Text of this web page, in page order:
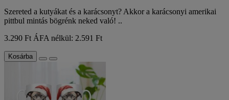
Szereted a kutyákat és a karácsonyt? Akkor a karácsonyi amerikai
pittbul mintás bögrénk neked való! ..
3.290 Ft ÁFA nélkül: 2.591 Ft
Kosárba